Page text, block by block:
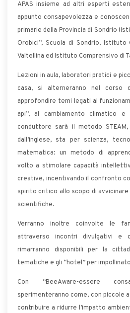
APAS insieme ad altri esperti
appunto consapevolezza e
primarie della Provincia di Sondrio
Orobici”, Scuola di Sondrio, Istituto
Valtellina ed Istituto Comprensivo di
Lezioni in aula, laboratori pratici e
casa, si alterneranno nel
approfondire temi legati al
api”, al cambiamento climatico
conduttore sarà il metodo
dall’inglese, sta per scienza,
matematica: un metodo di
volto a stimolare capacità
creative, incentivando il confronto
spirito critico allo scopo di
scientifiche.
Verranno inoltre coinvolte le
attraverso incontri divulgativi e
rimarranno disponibili per la
tematiche e gli “hotel” per
Con “BeeAware-essere
sperimenteranno come, con piccole
contribuire a ridurre l’impatto